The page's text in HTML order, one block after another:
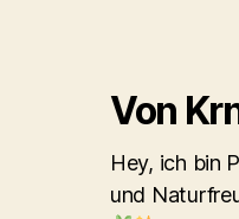
Von
Hey, ich bin
und